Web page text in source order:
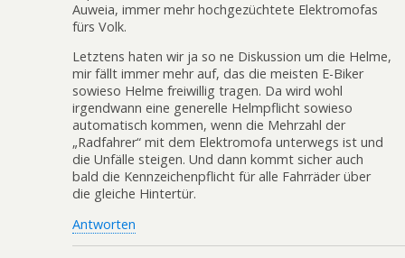
Auweia, immer mehr hochgezüchtete Elektromofas
fürs Volk.
Letztens haten wir ja so ne Diskussion um die Helme,
mir fällt immer mehr auf, das die meisten E-Biker
sowieso Helme freiwillig tragen. Da wird wohl
irgendwann eine generelle Helmpflicht sowieso
automatisch kommen, wenn die Mehrzahl der
„Radfahrer“ mit dem Elektromofa unterwegs ist und
die Unfälle steigen. Und dann kommt sicher auch
bald die Kennzeichenpflicht für alle Fahrräder über
die gleiche Hintertür.
Antworten